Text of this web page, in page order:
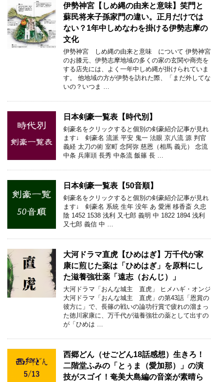
伊勢神宮【しめ縄の由来と意味】笑門と
蘇民将来子孫家門の違い。正月だけでは
ない？1年中しめなわを掛ける伊勢志摩の
文化
伊勢神宮 しめ縄の由来と意味 について 伊勢神宮
のお膝元、伊勢志摩地域の多くの家の玄関や商売を
する店先には、よく一年中しめ縄が掛けられていま
す。 他地域の方が伊勢を訪れた際、「まだ外してな
いの？いつま …
日本剣豪一覧表【時代別】
剣豪名をクリックすると個別の剣豪紹介記事が見れ
ます↓ 剣豪名 流派 平安 鬼一 法眼 京八流 源 判官
義経 太刀の術 室町 念阿弥 慈恩（相馬 義元） 念流
中条 兵庫頭 長秀 中条流 飯篠 長 …
日本剣豪一覧表【50音順】
剣豪名をクリックすると個別の剣豪紹介記事が見れ
ます↓ 剣豪名 系統 生年 没年 あ 愛洲 移香斎 久忠
陰 1452 1538 浅利 又七郎 義明 中 1822 1894 浅利
又七郎 義信 中 …
大河ドラマ直虎【ひめはぎ】万千代が家
康に煎じた薬は「ひめはぎ」を原料にし
た滋養強壮薬「遠志（おんじ）」
大河ドラマ「おんな城主 直虎」 ヒメハギ・オンジ
大河ドラマ「おんな城主 直虎」の第43話「恩賞の
彼方に」で、長篠の戦いの論功行賞で疲れの溜まっ
た徳川家康に、万千代が滋養強壮の薬として出すの
が「ひめは …
西郷どん（せごどん18話感想）生きろ！
二階堂ふみの「とぅま（愛加那）」の演
技がスゴイ！奄美大島編の音楽が素晴ら